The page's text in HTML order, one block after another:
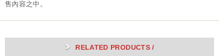
RELATED PRODUCTS /